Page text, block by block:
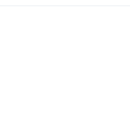
and help you